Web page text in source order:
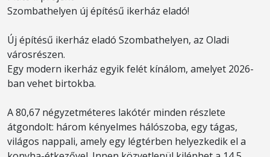
Szombathelyen új építésű ikerház eladó!
Új építésű ikerház eladó Szombathelyen, az Oladi
városrészen.
Egy modern ikerház egyik felét kínálom, amelyet 2026-
ban vehet birtokba.
A 80,67 négyzetméteres lakótér minden részlete
átgondolt: három kényelmes hálószoba, egy tágas,
világos nappali, amely egy légtérben helyezkedik el a